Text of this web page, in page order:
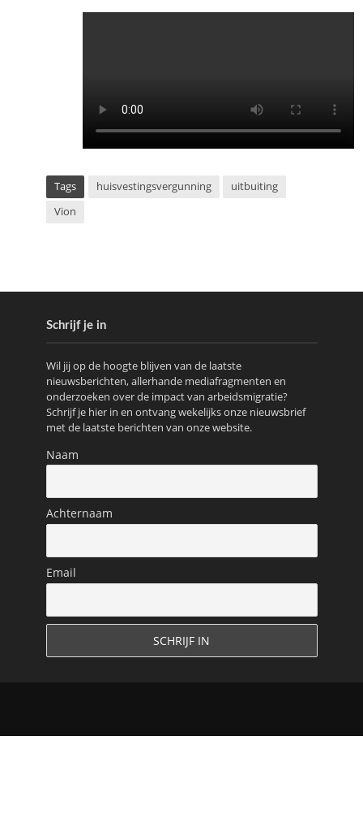
Tags huisvestingsvergunning
uitbuiting
Vion
Schrijf je in
Wil jij op de hoogte blijven van de laatste
nieuwsberichten, allerhande mediafragmenten en
onderzoeken over de impact van arbeidsmigratie?
Schrijf je hier in en ontvang wekelijks onze nieuwsbrief
met de laatste berichten van onze website.
Naam
Achternaam
Email